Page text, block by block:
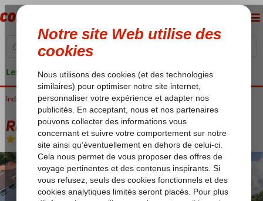
Les garanties de vacances
Indonésie Bali Kuta Ramayana Resort & Spa
Ramayana Resort & Spa
Logement-Hôtel